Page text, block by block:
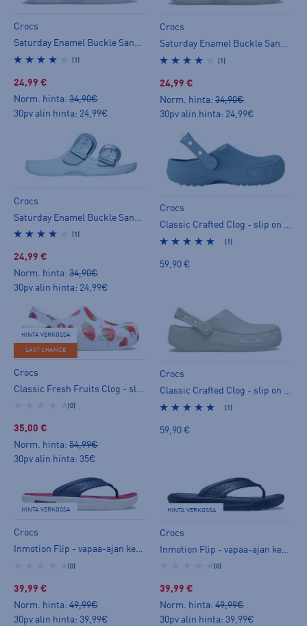
Crocs
Saturday Enamel Buckle Sandal - slip on -kengät
(1)
24,99 €
Norm. hinta: 34,90€
30pv alin hinta: 24,99€
Crocs
Saturday Enamel Buckle Sandal - slip on -kengät
(1)
24,99 €
Norm. hinta: 34,90€
30pv alin hinta: 24,99€
Crocs
(1)
24,99 €
Norm. hinta: 34,90€
30pv alin hinta: 24,99€
Crocs
Classic Crafted Clog - slip on -kengät
(1)
59,90 €
HINTA VERKOSSA
LAST CHANCE
Crocs
(0)
35,00 €
Norm. hinta: 54,99€
30pv alin hinta: 35€
Crocs
Classic Crafted Clog - slip on -kengät
(1)
59,90 €
HINTA VERKOSSA
Crocs
Inmotion Flip - vapaa-ajan kenkä
(0)
39,99 €
Norm. hinta: 49,99€
30pv alin hinta: 39,99€
HINTA VERKOSSA
Crocs
Inmotion Flip - vapaa-ajan kenkä
(0)
39,99 €
Norm. hinta: 49,99€
30pv alin hinta: 39,99€